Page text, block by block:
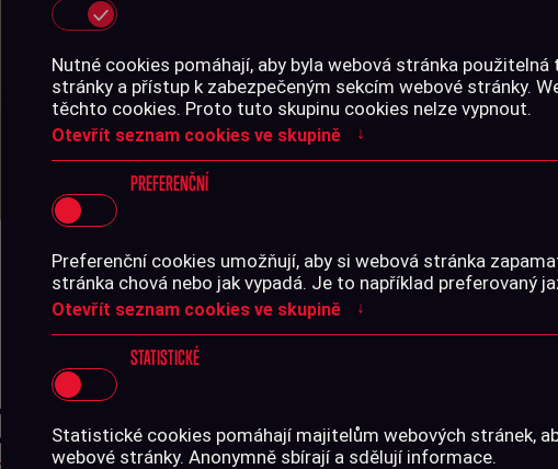
Nutné cookies pomáhají, aby byla webová stránka
stránky a přístup k zabezpečeným sekcím webové stránky.
těchto cookies. Proto tuto skupinu cookies nelze vypnout.
Otevřít seznam cookies ve skupině ↓
PREFERENČNÍ
Preferenční cookies umožňují, aby si webová stránka
stránka chová nebo jak vypadá. Je to například preferovaný
Otevřít seznam cookies ve skupině ↓
STATISTICKÉ
Statistické cookies pomáhají majitelům webových stránek,
webové stránky. Anonymně sbírají a sdělují informace.
Cena s
PRODUKTU